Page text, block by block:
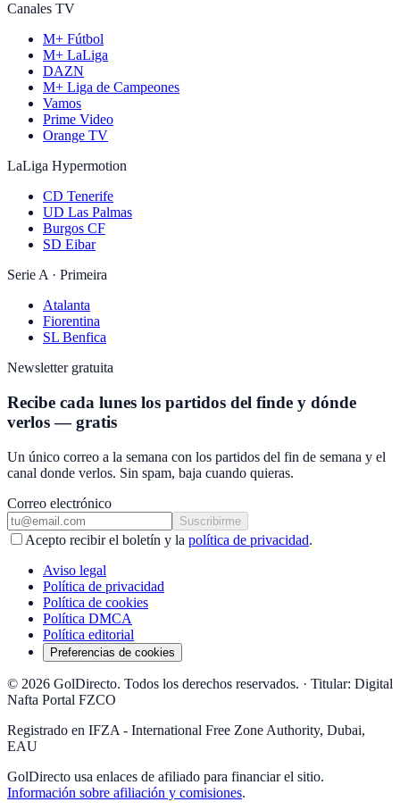
Canales TV
M+ Fútbol
M+ LaLiga
DAZN
M+ Liga de Campeones
Vamos
Prime Video
Orange TV
LaLiga Hypermotion
CD Tenerife
UD Las Palmas
Burgos CF
SD Eibar
Serie A · Primeira
Atalanta
Fiorentina
SL Benfica
Newsletter gratuita
Recibe cada lunes los partidos del finde y dónde
verlos — gratis
Un único correo a la semana con los partidos del fin de semana y el
canal donde verlos. Sin spam, baja cuando quieras.
Correo electrónico
Suscribirme
Acepto recibir el boletín y la política de privacidad.
Aviso legal
Política de privacidad
Política de cookies
Política DMCA
Política editorial
Preferencias de cookies
© 2026 GolDirecto. Todos los derechos reservados. · Titular: Digital
Nafta Portal FZCO
Registrado en IFZA - International Free Zone Authority, Dubai,
EAU
GolDirecto usa enlaces de afiliado para financiar el sitio.
Información sobre afiliación y comisiones.